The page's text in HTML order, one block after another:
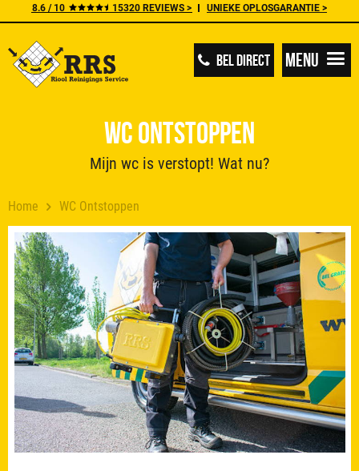
8.6 / 10 15320 REVIEWS > UNIEKE OPLOSGARANTIE >
BEL DIRECT Menu
Home WC Ontstoppen
WC Ontstoppen
Mijn wc is verstopt! Wat nu?